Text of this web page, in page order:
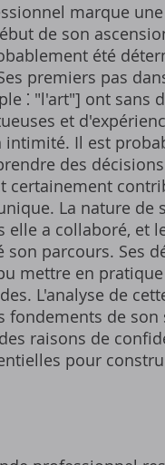
marque
de son
été
premiers pas
⁚ "l'art"] ont sans
et
Il est
des
certainement
La nature de
a collaboré, et
parcours. Ses
mettre en
L'analyse de
de
raisons de
pour